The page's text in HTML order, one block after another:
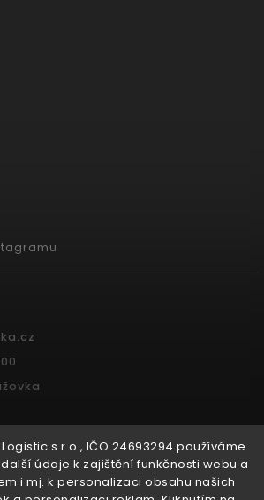
Logistic s.r.o., IČO 24693294 používáme
údaje k zajištění funkčnosti webu a
i mj. k personalizaci obsahu našich